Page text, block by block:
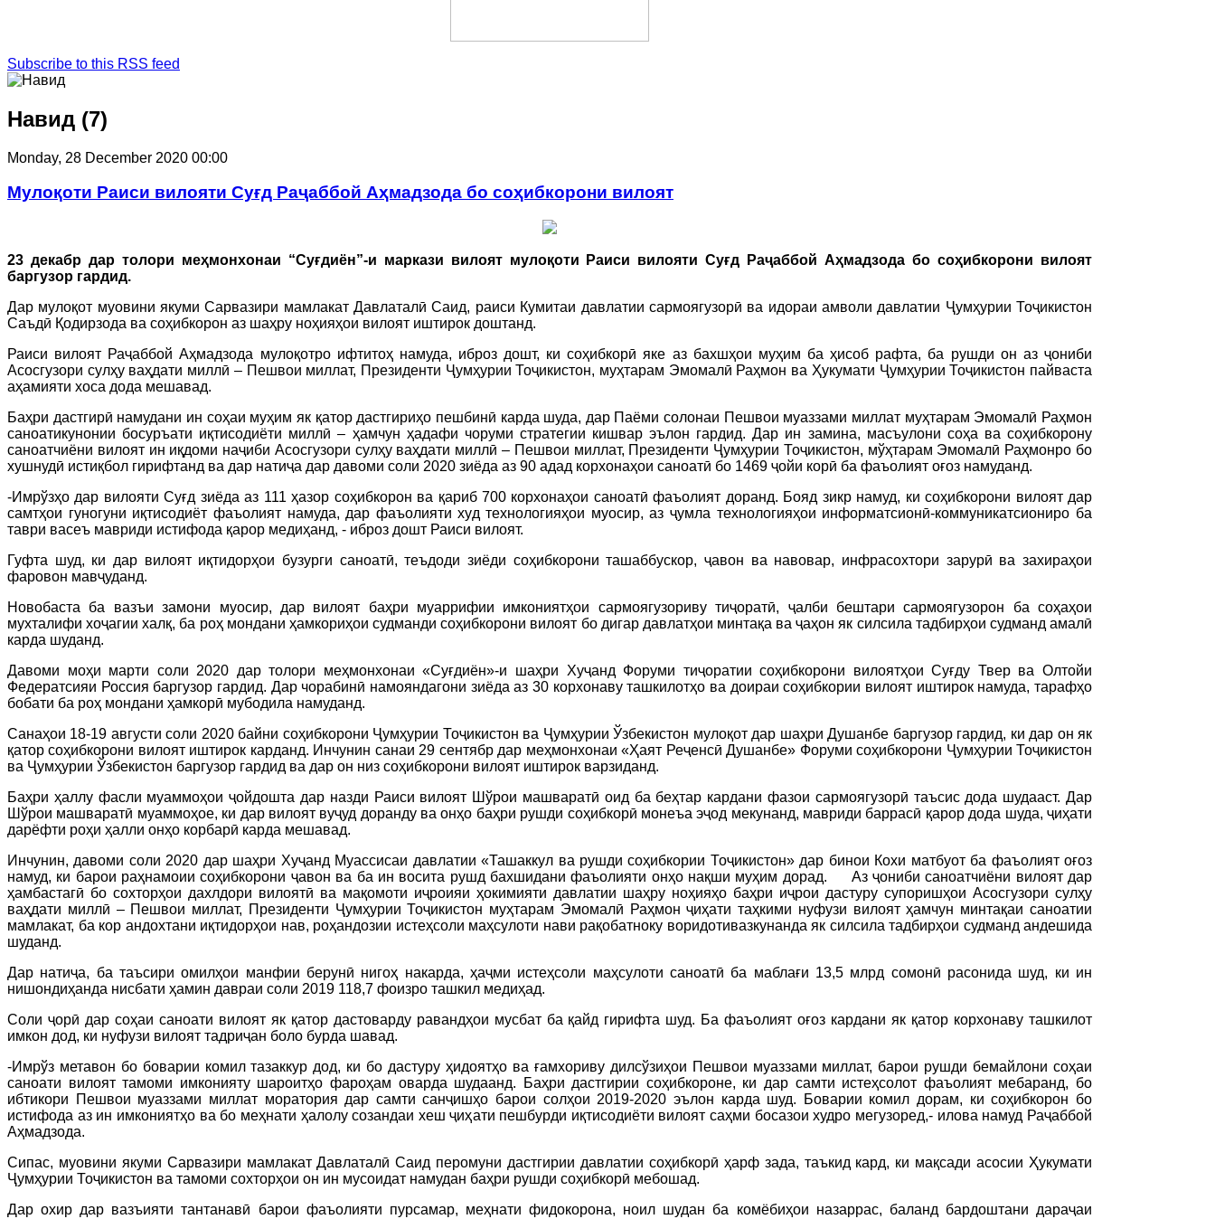
Subscribe to this RSS feed
Навид (7)
Monday, 28 December 2020 00:00
Мулоқоти Раиси вилояти Суғд Раҷаббой Аҳмадзода бо соҳибкорони вилоят
23 декабр дар толори меҳмонхонаи “Суғдиён”-и маркази вилоят мулоқоти Раиси вилояти Суғд Раҷаббой Аҳмадзода бо соҳибкорони вилоят
баргузор гардид.
Дар мулоқот муовини якуми Сарвазири мамлакат Давлаталӣ Саид, раиси Кумитаи давлатии сармоягузорӣ ва идораи амволи давлатии Ҷумҳурии Тоҷикистон
Саъдӣ Қодирзода ва соҳибкорон аз шаҳру ноҳияҳои вилоят иштирок доштанд.
Раиси вилоят Раҷаббой Аҳмадзода мулоқотро ифтитоҳ намуда, иброз дошт, ки соҳибкорӣ яке аз бахшҳои муҳим ба ҳисоб рафта, ба рушди он аз ҷониби
Асосгузори сулҳу ваҳдати миллӣ – Пешвои миллат, Президенти Ҷумҳурии Тоҷикистон, муҳтарам Эмомалӣ Раҳмон ва Ҳукумати Ҷумҳурии Тоҷикистон пайваста
аҳамияти хоса дода мешавад.
Баҳри дастгирӣ намудани ин соҳаи муҳим як қатор дастгириҳо пешбинӣ карда шуда, дар Паёми солонаи Пешвои муаззами миллат муҳтарам Эмомалӣ Раҳмон
саноатикунонии босуръати иқтисодиёти миллӣ – ҳамчун ҳадафи чоруми стратегии кишвар эълон гардид. Дар ин замина, масъулони соҳа ва соҳибкорону
саноатчиёни вилоят ин иқдоми наҷиби Асосгузори сулҳу ваҳдати миллӣ – Пешвои миллат, Президенти Ҷумҳурии Тоҷикистон, мўҳтарам Эмомалӣ Раҳмонро бо
хушнудӣ истиқбол гирифтанд ва дар натиҷа дар давоми соли 2020 зиёда аз 90 адад корхонаҳои саноатӣ бо 1469 ҷойи корӣ ба фаъолият оғоз намуданд.
-Имрўзҳо дар вилояти Суғд зиёда аз 111 ҳазор соҳибкорон ва қариб 700 корхонаҳои саноатӣ фаъолият доранд. Бояд зикр намуд, ки соҳибкорони вилоят дар
самтҳои гуногуни иқтисодиёт фаъолият намуда, дар фаъолияти худ технологияҳои муосир, аз ҷумла технологияҳои информатсионӣ-коммуникатсиониро ба
таври васеъ мавриди истифода қарор медиҳанд, - иброз дошт Раиси вилоят.
Гуфта шуд, ки дар вилоят иқтидорҳои бузурги саноатӣ, теъдоди зиёди соҳибкорони ташаббускор, ҷавон ва навовар, инфрасохтори зарурӣ ва захираҳои
фаровон мавҷуданд.
Новобаста ба вазъи замони муосир, дар вилоят баҳри муаррифии имкониятҳои сармоягузориву тиҷоратӣ, ҷалби бештари сармоягузорон ба соҳаҳои
мухталифи хоҷагии халқ, ба роҳ мондани ҳамкориҳои судманди соҳибкорони вилоят бо дигар давлатҳои минтақа ва ҷаҳон як силсила тадбирҳои судманд амалӣ
карда шуданд.
Давоми моҳи марти соли 2020 дар толори меҳмонхонаи «Суғдиён»-и шаҳри Хуҷанд Форуми тиҷоратии соҳибкорони вилоятҳои Суғду Твер ва Олтойи
Федератсияи Россия баргузор гардид. Дар чорабинӣ намояндагони зиёда аз 30 корхонаву ташкилотҳо ва доираи соҳибкории вилоят иштирок намуда, тарафҳо
бобати ба роҳ мондани ҳамкорӣ мубодила намуданд.
Санаҳои 18-19 августи соли 2020 байни соҳибкорони Ҷумҳурии Тоҷикистон ва Ҷумҳурии Ўзбекистон мулоқот дар шаҳри Душанбе баргузор гардид, ки дар он як
қатор соҳибкорони вилоят иштирок карданд. Инчунин санаи 29 сентябр дар меҳмонхонаи «Ҳаят Реҷенсӣ Душанбе» Форуми соҳибкорони Ҷумҳурии Тоҷикистон
ва Ҷумҳурии Ўзбекистон баргузор гардид ва дар он низ соҳибкорони вилоят иштирок варзиданд.
Баҳри ҳаллу фасли муаммоҳои ҷойдошта дар назди Раиси вилоят Шўрои машваратӣ оид ба беҳтар кардани фазои сармоягузорӣ таъсис дода шудааст. Дар
Шўрои машваратӣ муаммоҳое, ки дар вилоят вуҷуд доранду ва онҳо баҳри рушди соҳибкорӣ монеъа эҷод мекунанд, мавриди баррасӣ қарор дода шуда, ҷиҳати
дарёфти роҳи ҳалли онҳо корбарӣ карда мешавад.
Инчунин, давоми соли 2020 дар шаҳри Хуҷанд Муассисаи давлатии «Ташаккул ва рушди соҳибкории Тоҷикистон» дар бинои Кохи матбуот ба фаъолият оғоз
намуд, ки барои раҳнамоии соҳибкорони ҷавон ва ба ин восита рушд бахшидани фаъолияти онҳо нақши муҳим дорад. Аз ҷониби саноатчиёни вилоят дар
ҳамбастагӣ бо сохторҳои дахлдори вилоятӣ ва мақомоти иҷроияи ҳокимияти давлатии шаҳру ноҳияҳо баҳри иҷрои дастуру супоришҳои Асосгузори сулҳу
ваҳдати миллӣ – Пешвои миллат, Президенти Ҷумҳурии Тоҷикистон муҳтарам Эмомалӣ Раҳмон ҷиҳати таҳкими нуфузи вилоят ҳамчун минтақаи саноатии
мамлакат, ба кор андохтани иқтидорҳои нав, роҳандозии истеҳсоли маҳсулоти нави рақобатноку воридотивазкунанда як силсила тадбирҳои судманд андешида
шуданд.
Дар натиҷа, ба таъсири омилҳои манфии берунӣ нигоҳ накарда, ҳаҷми истеҳсоли маҳсулоти саноатӣ ба маблағи 13,5 млрд сомонӣ расонида шуд, ки ин
нишондиҳанда нисбати ҳамин давраи соли 2019 118,7 фоизро ташкил медиҳад.
Соли ҷорӣ дар соҳаи саноати вилоят як қатор дастоварду равандҳои мусбат ба қайд гирифта шуд. Ба фаъолият оғоз кардани як қатор корхонаву ташкилот
имкон дод, ки нуфузи вилоят тадриҷан боло бурда шавад.
-Имрўз метавон бо боварии комил тазаккур дод, ки бо дастуру ҳидоятҳо ва ғамхориву дилсўзиҳои Пешвои муаззами миллат, барои рушди бемайлони соҳаи
саноати вилоят тамоми имконияту шароитҳо фароҳам оварда шудаанд. Баҳри дастгирии соҳибкороне, ки дар самти истеҳсолот фаъолият мебаранд, бо
ибтикори Пешвои муаззами миллат моратория дар самти санҷишҳо барои солҳои 2019-2020 эълон карда шуд. Боварии комил дорам, ки соҳибкорон бо
истифода аз ин имкониятҳо ва бо меҳнати ҳалолу созандаи хеш ҷиҳати пешбурди иқтисодиёти вилоят саҳми босазои худро мегузоред,- илова намуд Раҷаббой
Аҳмадзода.
Сипас, муовини якуми Сарвазири мамлакат Давлаталӣ Саид перомуни дастгирии давлатии соҳибкорӣ ҳарф зада, таъкид кард, ки мақсади асосии Ҳукумати
Ҷумҳурии Тоҷикистон ва тамоми сохторҳои он ин мусоидат намудан баҳри рушди соҳибкорӣ мебошад.
Дар охир дар вазъияти тантанавӣ барои фаъолияти пурсамар, меҳнати фидокорона, ноил шудан ба комёбиҳои назаррас, баланд бардоштани дараҷаи